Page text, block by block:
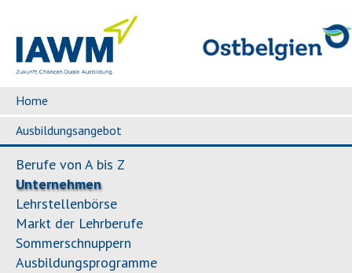
Home
Ausbildungsangebot
Berufe von A bis Z
Unternehmen
Lehrstellenbörse
Markt der Lehrberufe
Sommerschnuppern
Ausbildungsprogramme